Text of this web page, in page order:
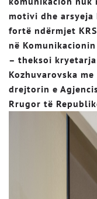
motivi dhe arsyeja
fortë ndërmjet
në
– theksoi kryetarja
Kozhuvarovska
drejtorin e
Rrugor të